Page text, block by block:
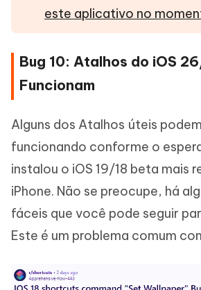
este aplicativo no
Bug 10: Atalhos do iOS
Funcionam
Alguns dos Atalhos úteis
funcionando conforme o
instalou o iOS 19/18 beta mais
iPhone. Não se preocupe, há
fáceis que você pode seguir
Este é um problema comum